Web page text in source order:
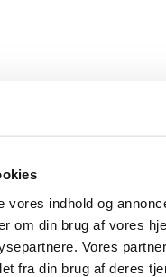
vores indhold og
om din brug af vores
Vores
fra din brug af deres